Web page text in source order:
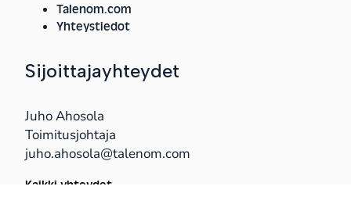
Talenom.com
Yhteystiedot
Sijoittajayhteydet
Juho Ahosola
Toimitusjohtaja
juho.ahosola@talenom.com
Kaikki yhteydet